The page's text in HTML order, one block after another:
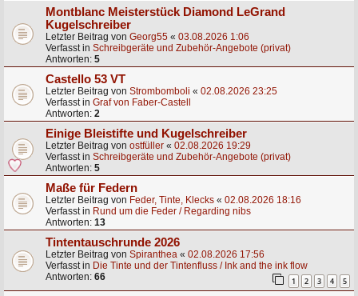
Montblanc Meisterstück Diamond LeGrand
Kugelschreiber
Letzter Beitrag von Georg55 « 03.08.2026 1:06
Verfasst in Schreibgeräte und Zubehör-Angebote (privat)
Antworten: 5
Castello 53 VT
Letzter Beitrag von Strombomboli « 02.08.2026 23:25
Verfasst in Graf von Faber-Castell
Antworten: 2
Einige Bleistifte und Kugelschreiber
Letzter Beitrag von ostfüller « 02.08.2026 19:29
Verfasst in Schreibgeräte und Zubehör-Angebote (privat)
Antworten: 5
Maße für Federn
Letzter Beitrag von Feder, Tinte, Klecks « 02.08.2026 18:16
Verfasst in Rund um die Feder / Regarding nibs
Antworten: 13
Tintentauschrunde 2026
Letzter Beitrag von Spiranthea « 02.08.2026 17:56
Verfasst in Die Tinte und der Tintenfluss / Ink and the ink flow
Antworten: 66 1 2 3 4 5